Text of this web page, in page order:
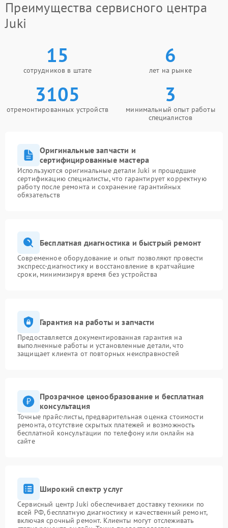
Преимущества сервисного центра
Juki
15
сотрудников в штате
6
лет на рынке
3105
отремонтированных устройств
3
минимальный опыт работы
специалистов
Оригинальные запчасти и
сертифицированные мастера
Используются оригинальные детали Juki и прошедшие
сертификацию специалисты, что гарантирует корректную
работу после ремонта и сохранение гарантийных
обязательств
Бесплатная диагностика и быстрый ремонт
Современное оборудование и опыт позволяют провести
экспресс-диагностику и восстановление в кратчайшие
сроки, минимизируя время без устройства
Гарантия на работы и запчасти
Предоставляется документированная гарантия на
выполненные работы и установленные детали, что
защищает клиента от повторных неисправностей
Прозрачное ценообразование и бесплатная
консультация
Точные прайс-листы, предварительная оценка стоимости
ремонта, отсутствие скрытых платежей и возможность
бесплатной консультации по телефону или онлайн на
сайте
Широкий спектр услуг
Сервисный центр Juki обеспечивает доставку техники по
всей РФ, бесплатную диагностику и качественный ремонт,
включая срочный ремонт. Клиенты могут отслеживать